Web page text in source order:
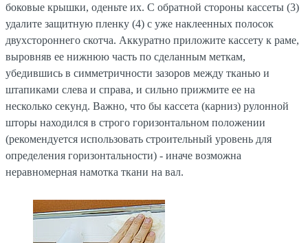
боковые крышки, оденьте их. С обратной стороны кассеты (3)
удалите защитную пленку (4) с уже наклеенных полосок
двухстороннего скотча. Аккуратно приложите кассету к раме,
выровняв ее нижнюю часть по сделанным меткам,
убедившись в симметричности зазоров между тканью и
штапиками слева и справа, и сильно прижмите ее на
несколько секунд. Важно, что бы кассета (карниз) рулонной
шторы находился в строго горизонтальном положении
(рекомендуется использовать строительный уровень для
определения горизонтальности) - иначе возможна
неравномерная намотка ткани на вал.